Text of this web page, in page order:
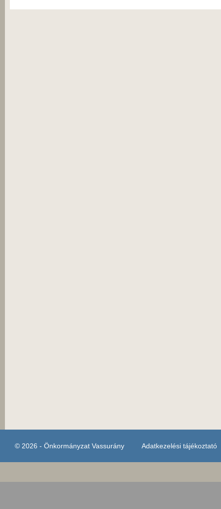
© 2026 - Önkormányzat Vassurány Adatkezelési tájékoztató